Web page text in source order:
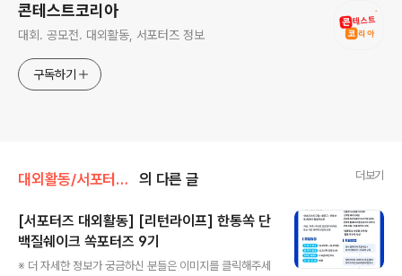
콘테스트코리아
대회. 공모전. 대외활동, 서포터즈 정보
구독하기
대외활동/서포터즈 • 기자단 의 다른 글 더보기
[서포터즈 대외활동] [리턴라이프] 한통쏙 단
백질쉐이크 쏙포터즈 9기
※ 더 자세한 정보가 궁금하신 분들은 이미지를 클릭해주세